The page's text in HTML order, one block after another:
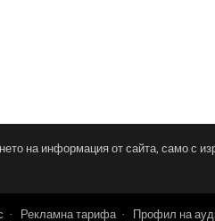
на информация от сайта, само с
Рекламна тарифа Профил на